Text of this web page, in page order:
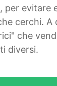
per evitare
cerchi. A
che
diversi.